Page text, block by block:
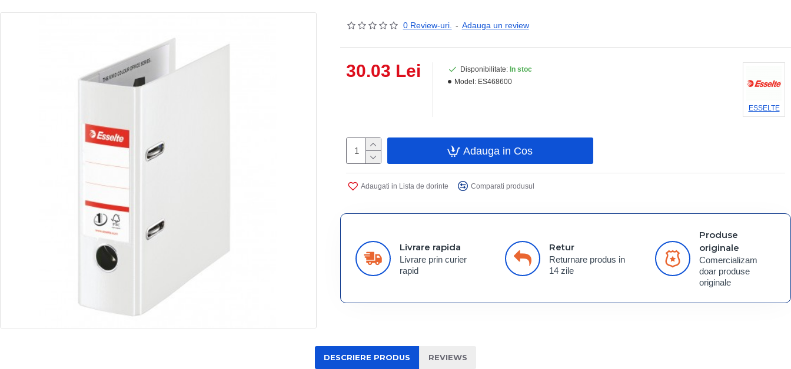
0 Review-uri. - Adauga un review
30.03 Lei Disponibilitate: In stoc
Model: ES468600
ESSELTE
Adauga in Cos
Adaugati in Lista de dorinte Comparati produsul
Livrare rapida
Livrare prin curier
rapid
Retur
Returnare produs in
14 zile
Produse
originale
Comercializam
doar produse
originale
DESCRIERE PRODUS REVIEWS